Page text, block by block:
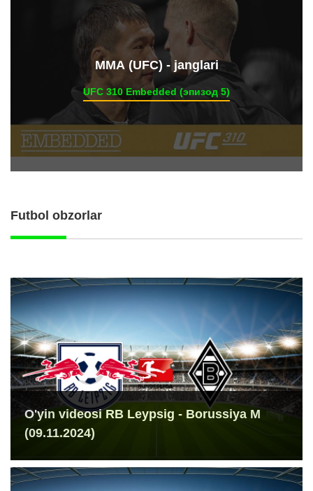
ММА (UFC) - janglari
UFC 310 Embedded (эпизод 5)
Futbol obzorlar
O'yin videosi RB Leypsig - Borussiya M
(09.11.2024)